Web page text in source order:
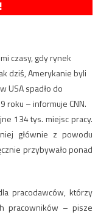
czasy, gdy rynek
dziś, Amerykanie byli
USA spadło do
roku – informuje CNN.
134 tys. miejsc pracy.
głównie z powodu
przybywało ponad
pracodawców, którzy
pracowników – pisze